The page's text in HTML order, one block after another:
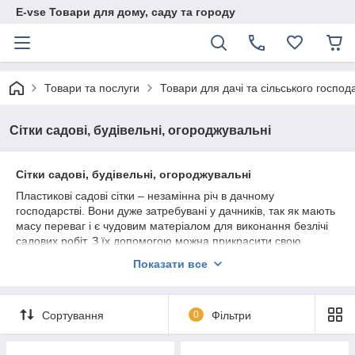
E-vse Товари для дому, саду та городу
Товари та послуги Товари для дачі та сільського
Сітки садові, будівельні, огороджувальні
Сітки садові, будівельні, огороджувальні
Пластикові садові сітки – незамінна річ в дачному
господарстві. Вони дуже затребувані у дачників, так як мають
масу переваг і є чудовим матеріалом для виконання безлічі
садових робіт. З їх допомогою можна прикрасити свою
будь-яких конструкцій вам не доведеться використовувати
які-небудь додаткові кріпильні елементи. Просто відріжте
Показати все
Сортування 0 Фільтри